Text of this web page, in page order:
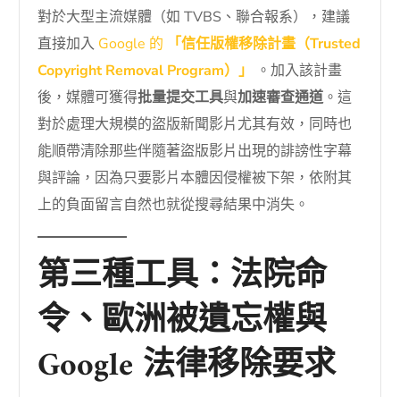
對於大型主流媒體（如 TVBS、聯合報系），建議
直接加入 Google 的
「信任版權移除計畫（Trusted
Copyright Removal Program）」
。加入該計畫
後，媒體可獲得批量提交工具與加速審查通道。這
對於處理大規模的盜版新聞影片尤其有效，同時也
能順帶清除那些伴隨著盜版影片出現的誹謗性字幕
與評論，因為只要影片本體因侵權被下架，依附其
上的負面留言自然也就從搜尋結果中消失。
第三種工具：法院命
令、歐洲被遺忘權與
Google 法律移除要求